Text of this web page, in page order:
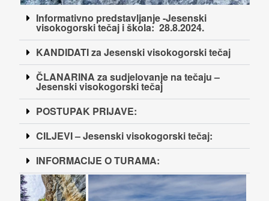
Informativno predstavljanje -Jesenski
visokogorski tečaj i škola: 28.8.2024.
KANDIDATI za Jesenski visokogorski tečaj
ČLANARINA za sudjelovanje na tečaju –
Jesenski visokogorski tečaj
POSTUPAK PRIJAVE:
CILJEVI – Jesenski visokogorski tečaj:
INFORMACIJE O TURAMA: